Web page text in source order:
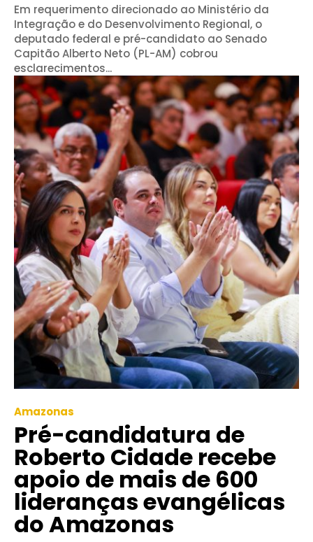
Em requerimento direcionado ao Ministério da
Integração e do Desenvolvimento Regional, o
deputado federal e pré-candidato ao Senado
Capitão Alberto Neto (PL-AM) cobrou
esclarecimentos...
Amazonas
Pré-candidatura de
Roberto Cidade recebe
apoio de mais de 600
lideranças evangélicas
do Amazonas